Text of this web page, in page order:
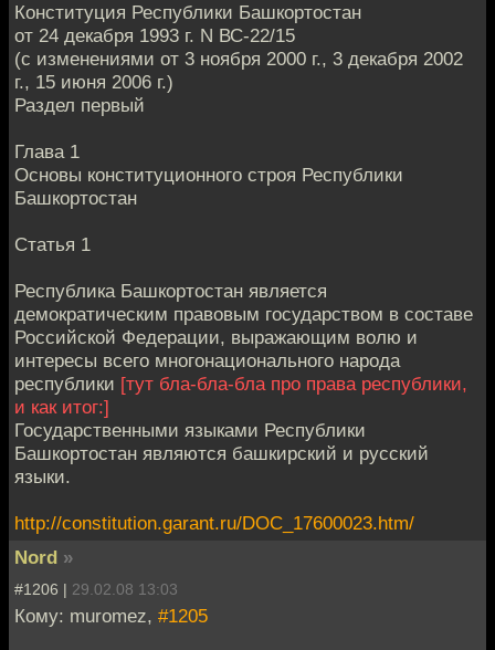
Конституция Республики Башкортостан
от 24 декабря 1993 г. N ВС-22/15
(с изменениями от 3 ноября 2000 г., 3 декабря 2002
г., 15 июня 2006 г.)
Раздел первый
Глава 1
Основы конституционного строя Республики
Башкортостан
Статья 1
Республика Башкортостан является
демократическим правовым государством в составе
Российской Федерации, выражающим волю и
интересы всего многонационального народа
республики [тут бла-бла-бла про права республики,
и как итог:]
Государственными языками Республики
Башкортостан являются башкирский и русский
языки.
http://constitution.garant.ru/DOC_17600023.htm/
Nord »
#1206 | 29.02.08 13:03
Кому: muromez, #1205